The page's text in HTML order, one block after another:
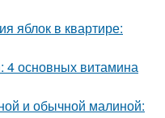
яблок в квартире:
4 основных витамина
и обычной малиной: